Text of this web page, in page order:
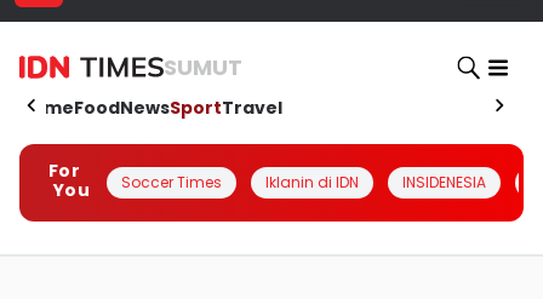
SUMUT
HomeFoodNewsSportTravel
For
You
Soccer Times Iklanin di IDN INSIDENESIA